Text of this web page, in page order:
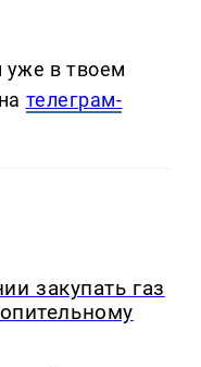
уже в твоем
телеграм-
закупать газ